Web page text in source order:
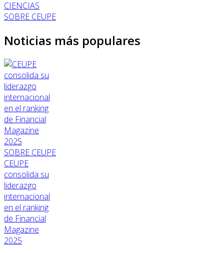
CIENCIAS
SOBRE CEUPE
Noticias más populares
SOBRE CEUPE
CEUPE
consolida su
liderazgo
internacional
en el ranking
de Financial
Magazine
2025